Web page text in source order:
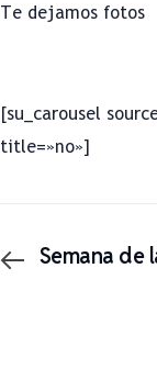
Te dejamos fotos
[su_carousel
title=»no»]
Semana de